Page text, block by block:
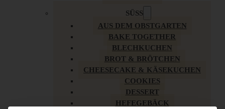
SÜSS
AUS DEM OBSTGARTEN
BAKE TOGETHER
BLECHKUCHEN
BROT & BRÖTCHEN
CHEESECAKE & KÄSEKUCHEN
COOKIES
DESSERT
HEFEGEBÄCK